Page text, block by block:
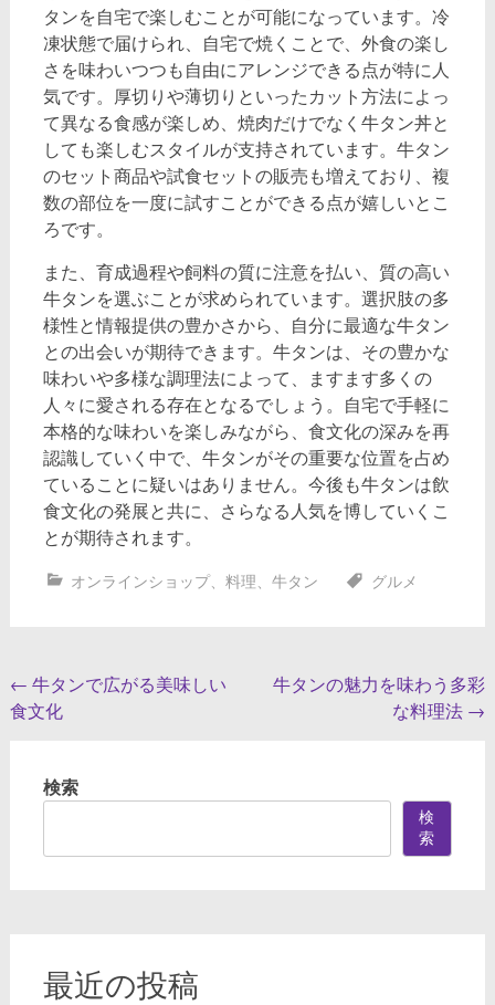
タンを自宅で楽しむことが可能になっています。冷
凍状態で届けられ、自宅で焼くことで、外食の楽し
さを味わいつつも自由にアレンジできる点が特に人
気です。厚切りや薄切りといったカット方法によっ
て異なる食感が楽しめ、焼肉だけでなく牛タン丼と
しても楽しむスタイルが支持されています。牛タン
のセット商品や試食セットの販売も増えており、複
数の部位を一度に試すことができる点が嬉しいとこ
ろです。
また、育成過程や飼料の質に注意を払い、質の高い
牛タンを選ぶことが求められています。選択肢の多
様性と情報提供の豊かさから、自分に最適な牛タン
との出会いが期待できます。牛タンは、その豊かな
味わいや多様な調理法によって、ますます多くの
人々に愛される存在となるでしょう。自宅で手軽に
本格的な味わいを楽しみながら、食文化の深みを再
認識していく中で、牛タンがその重要な位置を占め
ていることに疑いはありません。今後も牛タンは飲
食文化の発展と共に、さらなる人気を博していくこ
とが期待されます。
オンラインショップ、 料理、 牛タン グルメ
投
稿
← 牛タンで広がる美味しい
食文化
牛タンの魅力を味わう多彩
な料理法 →
検索
検
索
最近の投稿